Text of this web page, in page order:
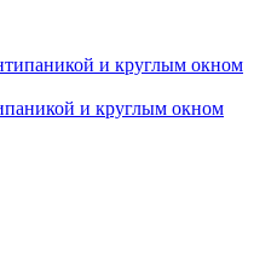
и круглым окном